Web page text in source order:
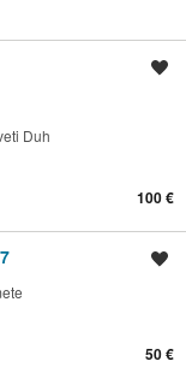
Duh
100 €
50 €